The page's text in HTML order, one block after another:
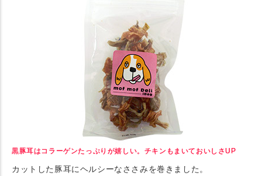
黒豚耳はコラーゲンたっぷりが嬉しい。チキンもまいておいしさUP
カットした豚耳にヘルシーなささみを巻きました。